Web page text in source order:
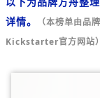
详情。
（本榜单由品
Kickstarter官方网站）